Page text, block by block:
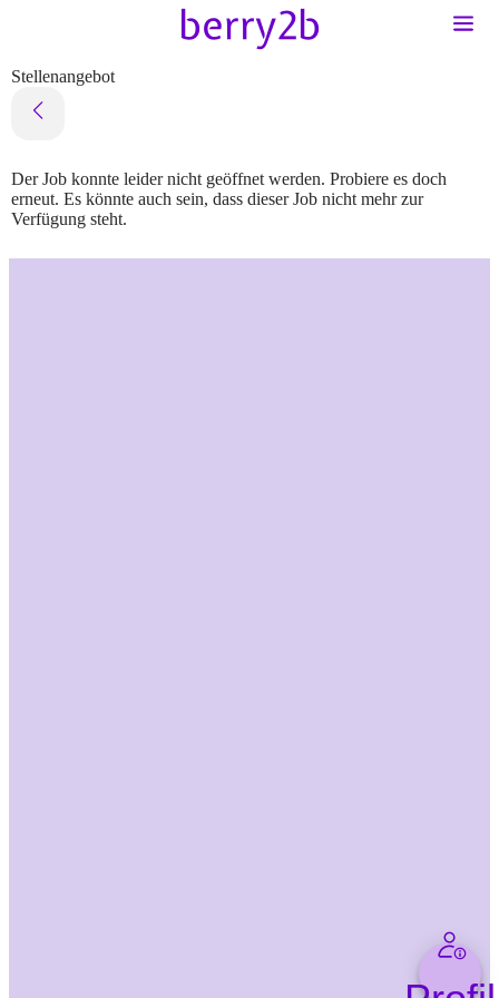
Stellenangebot
Der Job konnte leider nicht geöffnet werden. Probiere es doch
erneut. Es könnte auch sein, dass dieser Job nicht mehr zur
Verfügung steht.